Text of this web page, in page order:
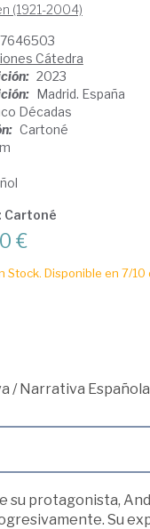
(1921-2004)
Cátedra
2023
Madrid. España
Décadas
Cartoné
Cartoné
€
Stock. Disponible en 7/10
/Narrativa Española
su protagonista,
Su